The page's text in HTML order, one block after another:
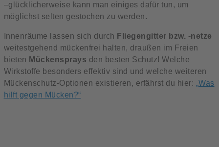
–glücklicherweise kann man einiges dafür tun, um
möglichst selten gestochen zu werden.
Innenräume lassen sich durch Fliegengitter bzw. -netze
weitestgehend mückenfrei halten, draußen im Freien
bieten Mückensprays den besten Schutz! Welche
Wirkstoffe besonders effektiv sind und welche weiteren
Mückenschutz-Optionen existieren, erfährst du hier: „Was
hilft gegen Mücken?“